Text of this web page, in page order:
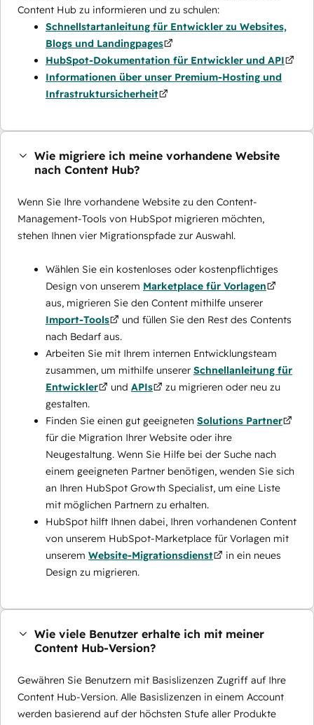
Content Hub zu informieren und zu schulen:
Schnellstartanleitung für Entwickler zu Websites,
Blogs und Landingpages
HubSpot-Dokumentation für Entwickler und API
Informationen über unser Premium-Hosting und
Infrastruktursicherheit
Wie migriere ich meine vorhandene Website
nach Content Hub?
Wenn Sie Ihre vorhandene Website zu den Content-
Management-Tools von HubSpot migrieren möchten,
stehen Ihnen vier Migrationspfade zur Auswahl.
Wählen Sie ein kostenloses oder kostenpflichtiges
Design von unserem Marketplace für Vorlagen
aus, migrieren Sie den Content mithilfe unserer
Import-Tools
und füllen Sie den Rest des Contents
nach Bedarf aus.
Arbeiten Sie mit Ihrem internen Entwicklungsteam
zusammen, um mithilfe unserer Schnellanleitung für
Entwickler
und APIs
zu migrieren oder neu zu
gestalten.
Finden Sie einen gut geeigneten Solutions Partner
für die Migration Ihrer Website oder ihre
Neugestaltung. Wenn Sie Hilfe bei der Suche nach
einem geeigneten Partner benötigen, wenden Sie sich
an Ihren HubSpot Growth Specialist, um eine Liste
mit möglichen Partnern zu erhalten.
HubSpot hilft Ihnen dabei, Ihren vorhandenen Content
von unserem HubSpot-Marketplace für Vorlagen mit
unserem Website-Migrationsdienst
in ein neues
Design zu migrieren.
Wie viele Benutzer erhalte ich mit meiner
Content Hub-Version?
Gewähren Sie Benutzern mit Basislizenzen Zugriff auf Ihre
Content Hub-Version. Alle Basislizenzen in einem Account
werden basierend auf der höchsten Stufe aller Produkte